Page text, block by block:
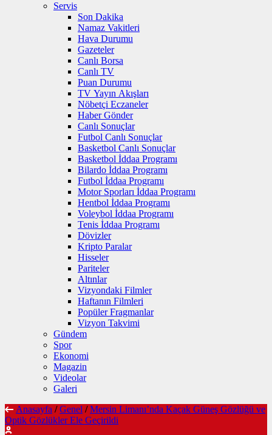
Servis
Son Dakika
Namaz Vakitleri
Hava Durumu
Gazeteler
Canlı Borsa
Canlı TV
Puan Durumu
TV Yayın Akışları
Nöbetçi Eczaneler
Haber Gönder
Canlı Sonuçlar
Futbol Canlı Sonuçlar
Basketbol Canlı Sonuçlar
Basketbol İddaa Programı
Bilardo İddaa Programı
Futbol İddaa Programı
Motor Sporları İddaa Programı
Hentbol İddaa Programı
Voleybol İddaa Programı
Tenis İddaa Programı
Dövizler
Kripto Paralar
Hisseler
Pariteler
Altınlar
Vizyondaki Filmler
Haftanın Filmleri
Popüler Fragmanlar
Vizyon Takvimi
Gündem
Spor
Ekonomi
Magazin
Videolar
Galeri
Anasayfa / Genel / Mersin Limanı’nda Kaçak Güneş Gözlüğü ve
Optik Gözlükler Ele Geçirildi